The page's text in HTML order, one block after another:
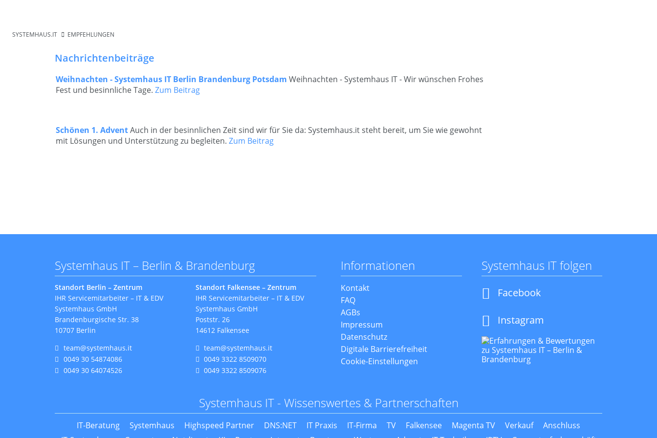
SYSTEMHAUS.IT EMPFEHLUNGEN
Nachrichtenbeiträge
Weihnachten - Systemhaus IT Berlin Brandenburg Potsdam Weihnachten - Systemhaus IT - Wir wünschen Frohes
Fest und besinnliche Tage. Zum Beitrag
Schönen 1. AdventAuch in der besinnlichen Zeit sind wir für Sie da: Systemhaus.it steht bereit, um Sie wie gewohnt
mit Lösungen und Unterstützung zu begleiten. Zum Beitrag
Systemhaus IT – Berlin & Brandenburg
Standort Berlin – Zentrum
IHR Servicemitarbeiter – IT & EDV
Systemhaus GmbH
Brandenburgische Str. 38
10707 Berlin
team@systemhaus.it
0049 30 54874086
0049 30 64074526
Standort Falkensee – Zentrum
IHR Servicemitarbeiter – IT & EDV
Systemhaus GmbH
Poststr. 26
14612 Falkensee
team@systemhaus.it
0049 3322 8509070
0049 3322 8509076
Informationen
Navigation
überspringen
Kontakt
FAQ
AGBs
Impressum
Datenschutz
Digitale Barrierefreiheit
Cookie-Einstellungen
Systemhaus IT folgen
Navigation
überspringen
Facebook
Instagram
Systemhaus IT - Wissenswertes & Partnerschaften
IT-Beratung Systemhaus Highspeed Partner DNS:NET IT Praxis IT-Firma TV Falkensee Magenta TV Verkauf
Anschluss